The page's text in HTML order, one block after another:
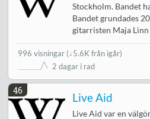
Stockholm. Bandet
Bandet grundades
gitarristen Maja Linn
996 visningar (↓5.6K från igår)
2 dagar i rad
46
Live Aid
Live Aid var en